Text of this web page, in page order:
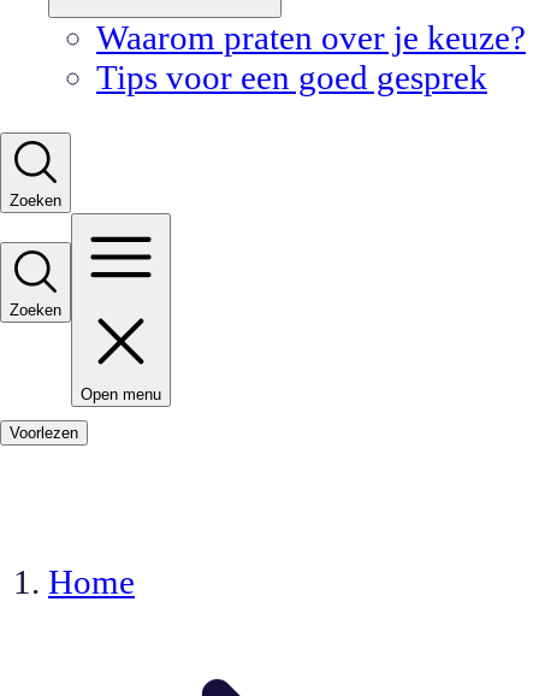
Waarom praten over je keuze?
Tips voor een goed gesprek
Zoeken
Zoeken
Open menu
Voorlezen
Home